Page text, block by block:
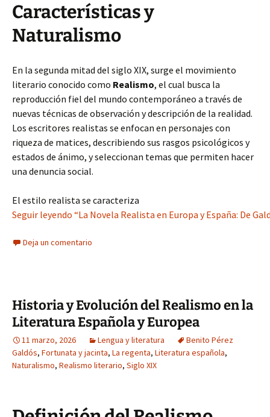
Características y
Naturalismo
En la segunda mitad del siglo XIX, surge el movimiento
literario conocido como Realismo, el cual busca la
reproducción fiel del mundo contemporáneo a través de
nuevas técnicas de observación y descripción de la realidad.
Los escritores realistas se enfocan en personajes con
riqueza de matices, describiendo sus rasgos psicológicos y
estados de ánimo, y seleccionan temas que permiten hacer
una denuncia social.
El estilo realista se caracteriza
Seguir leyendo “La Novela Realista en Europa y España: De
Deja un comentario
Historia y Evolución del Realismo en la
Literatura Española y Europea
11 marzo, 2026 Lengua y literatura
Benito Pérez
Galdós, Fortunata y jacinta, La regenta, Literatura española,
Naturalismo, Realismo literario, Siglo XIX